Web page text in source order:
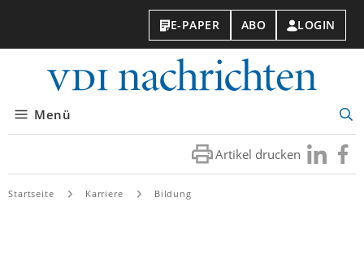
E-PAPER ABO LOGIN
Menü
Artikel drucken Besuchen
Sie
Sie
Startseite Karriere Bildung